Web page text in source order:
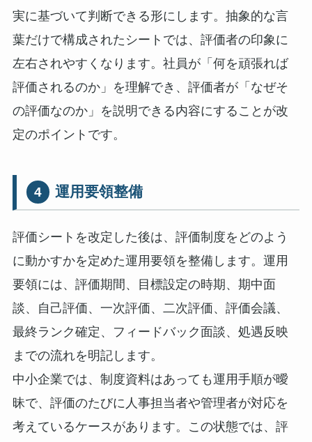
実に基づいて判断できる形にします。抽象的な言
葉だけで構成されたシートでは、評価者の印象に
左右されやすくなります。社員が「何を頑張れば
評価されるのか」を理解でき、評価者が「なぜそ
の評価なのか」を説明できる内容にすることが改
定のポイントです。
4 運用要領整備
評価シートを改定した後は、評価制度をどのよう
に動かすかを定めた運用要領を整備します。運用
要領には、評価期間、目標設定の時期、期中面
談、自己評価、一次評価、二次評価、評価会議、
最終ランク確定、フィードバック面談、処遇反映
までの流れを明記します。
中小企業では、制度資料はあっても運用手順が曖
昧で、評価のたびに人事担当者や管理者が対応を
考えているケースがあります。この状態では、評